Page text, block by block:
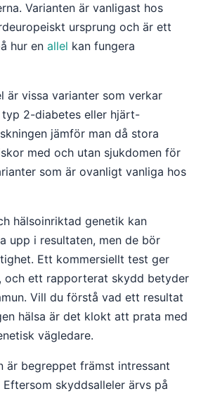
Varianten är vanligast hos
ursprung och är ett
hur en allel kan fungera
är vissa varianter som verkar
2-diabetes eller hjärt-
jämför man då stora
med och utan sjukdomen för
som är ovanligt vanliga hos
hälsoinriktad genetik kan
upp i resultaten, men de bör
Ett kommersiellt test ger
och ett rapporterat skydd betyder
Vill du förstå vad ett resultat
hälsa är det klokt att prata med
vägledare.
är begreppet främst intressant
skyddsalleler ärvs på